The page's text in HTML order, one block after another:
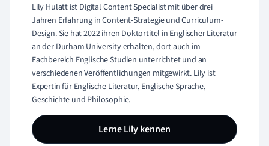
Lily Hulatt ist Digital Content Specialist mit über drei
Jahren Erfahrung in Content-Strategie und Curriculum-
Design. Sie hat 2022 ihren Doktortitel in Englischer Literatur
an der Durham University erhalten, dort auch im
Fachbereich Englische Studien unterrichtet und an
verschiedenen Veröffentlichungen mitgewirkt. Lily ist
Expertin für Englische Literatur, Englische Sprache,
Geschichte und Philosophie.
Lerne Lily kennen